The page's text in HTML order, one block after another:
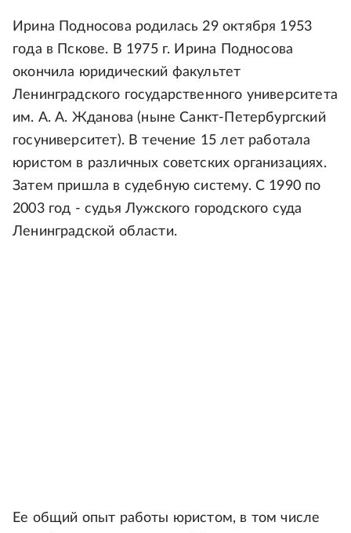
Ирина Подносова родилась 29 октября 1953
года в Пскове. В 1975 г. Ирина Подносова
окончила юридический факультет
Ленинградского государственного университета
им. А. А. Жданова (ныне Санкт-Петербургский
госуниверситет). В течение 15 лет работала
юристом в различных советских организациях.
Затем пришла в судебную систему. С 1990 по
2003 год - судья Лужского городского суда
Ленинградской области.
Ее общий опыт работы юристом, в том числе